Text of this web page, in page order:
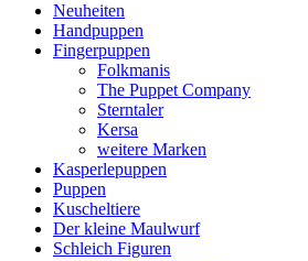
Neuheiten
Handpuppen
Fingerpuppen
Folkmanis
The Puppet Company
Sterntaler
Kersa
weitere Marken
Kasperlepuppen
Puppen
Kuscheltiere
Der kleine Maulwurf
Schleich Figuren